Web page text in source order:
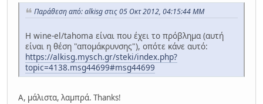
Παράθεση από: alkisg στις 05 Οκτ 2012, 04:15:44 ΜΜ
Η wine-el/tahoma είναι που έχει το πρόβλημα (αυτή
είναι η θέση "απομάκρυνσης"), οπότε κάνε αυτό:
https://alkisg.mysch.gr/steki/index.php?
topic=4138.msg44699#msg44699
Α, μάλιστα, λαμπρά. Thanks!